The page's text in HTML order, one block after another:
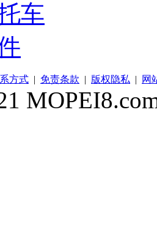
车
方式 | 免责条款 | 版权隐私 | 网